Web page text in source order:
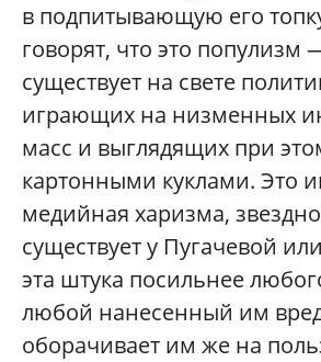
в подпитывающую его
говорят, что это популизм
существует на свете
играющих на низменных
масс и выглядящих при
картонными куклами. Это
медийная харизма,
существует у Пугачевой
эта штука посильнее
любой нанесенный им
оборачивает им же на